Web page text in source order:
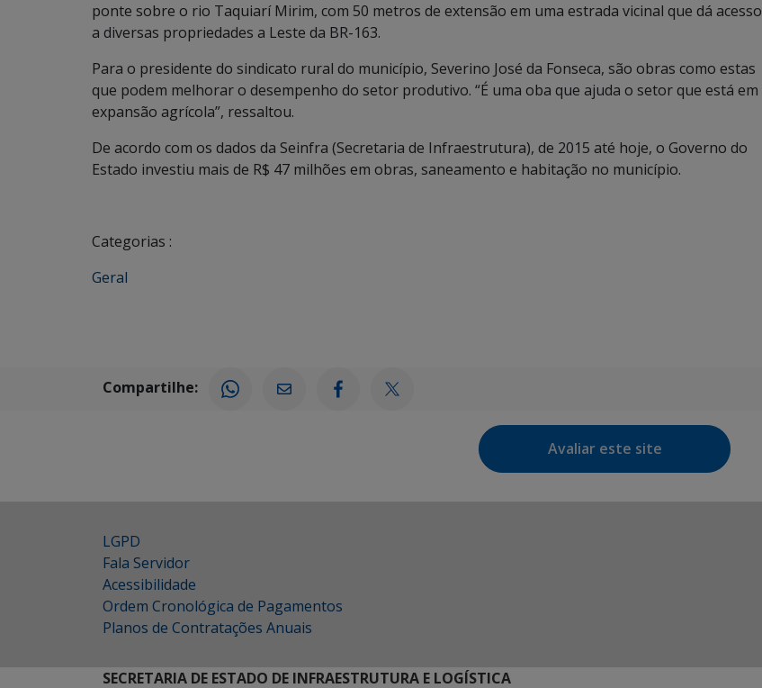
ponte sobre o rio Taquiarí Mirim, com 50 metros de extensão em uma estrada vicinal que dá acesso
a diversas propriedades a Leste da BR-163.
Para o presidente do sindicato rural do município, Severino José da Fonseca, são obras como estas
que podem melhorar o desempenho do setor produtivo. “É uma oba que ajuda o setor que está em
expansão agrícola”, ressaltou.
De acordo com os dados da Seinfra (Secretaria de Infraestrutura), de 2015 até hoje, o Governo do
Estado investiu mais de R$ 47 milhões em obras, saneamento e habitação no município.
Categorias :
Geral
Compartilhe:
Avaliar este site
LGPD
Fala Servidor
Acessibilidade
Ordem Cronológica de Pagamentos
Planos de Contratações Anuais
SECRETARIA DE ESTADO DE INFRAESTRUTURA E LOGÍSTICA